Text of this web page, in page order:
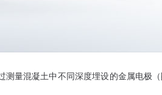
测量混凝土中不同深度埋设的金属电极